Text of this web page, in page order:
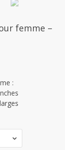
femme –
: